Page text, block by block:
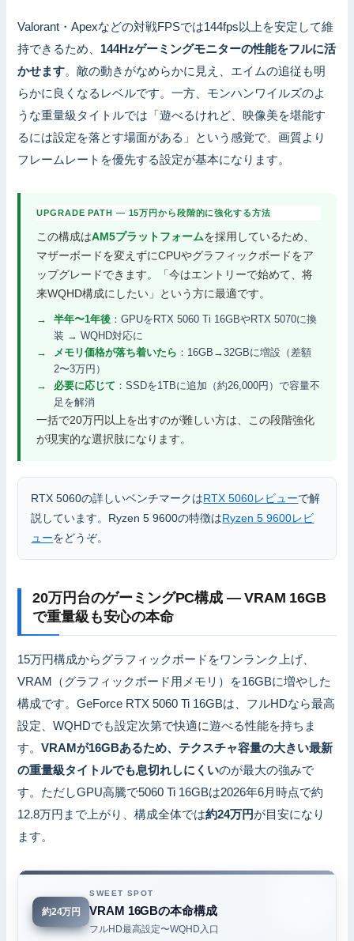
Valorant・Apexなどの対戦FPSでは144fps以上を安定して維
持できるため、 144Hzゲーミングモニターの性能をフルに活
かせます。敵の動きがなめらかに見え、エイムの追従も明
らかに良くなるレベルです。一方、モンハンワイルズのよ
うな重量級タイトルでは「遊べるけれど、映像美を堪能す
るには設定を落とす場面がある」という感覚で、画質より
フレームレートを優先する設定が基本になります。
UPGRADE PATH — 15万円から段階的に強化する方法
この構成はAM5プラットフォームを採用しているため、
マザーボードを変えずにCPUやグラフィックボードをア
ップグレードできます。「今はエントリーで始めて、将
来WQHD構成にしたい」という方に最適です。
半年〜1年後 ：GPUをRTX 5060 Ti 16GBやRTX 5070に換
装 → WQHD対応に
メモリ価格が落ち着いたら ：16GB→32GBに増設（差額
2〜3万円）
必要に応じて ：SSDを1TBに追加（約26,000円）で容量不
足を解消
一括で20万円以上を出すのが難しい方は、この段階強化
が現実的な選択肢になります。
RTX 5060の詳しいベンチマークは RTX 5060レビューで解
説しています。Ryzen 5 9600の特徴は Ryzen 5 9600レビ
ューをどうぞ。
20万円台のゲーミングPC構成 — VRAM 16GB
で重量級も安心の本命
15万円構成からグラフィックボードをワンランク上げ、
VRAM（グラフィックボード用メモリ）を16GBに増やした
構成です。GeForce RTX 5060 Ti 16GBは、フルHDなら最高
設定、WQHDでも設定次第で快適に遊べる性能を持ちま
す。VRAMが16GBあるため、テクスチャ容量の大きい最新
の重量級タイトルでも息切れしにくいのが最大の強みで
す。ただしGPU高騰で5060 Ti 16GBは2026年6月時点で約
12.8万円まで上がり、構成全体では約24万円が目安になり
ます。
約24万円
SWEET SPOT
VRAM 16GBの本命構成
フルHD最高設定〜WQHD入口